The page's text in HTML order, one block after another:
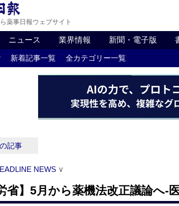
薬事日報ウェブサイト
ニュース 業界情報 新聞・電子版
新着記事一覧 全カテゴリー一覧
記事
NEWS ∨
省】5月から薬機法改正議論へ‐